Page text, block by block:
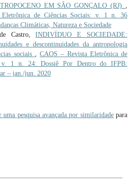
EM SÃO GONÇALO (RJ) ,
de Ciências Sociais: v. 1 n. 36
Climáticas, Natureza e Sociedade
Castro,INDIVÍDUO E SOCIEDADE:
e descontinuidades da antropologia
sociais ,CAOS – Revista Eletrônica de
v. 1 n. 24: Dossiê Por Dentro do IFPB:
– jan./jun. 2020
uma pesquisa avançada por similaridadepara